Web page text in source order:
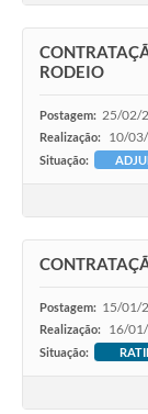
RODEIO
Postagem: 25/02/
Realização: 10/
Situação:
Postagem: 15/01/
Realização: 16/
Situação: